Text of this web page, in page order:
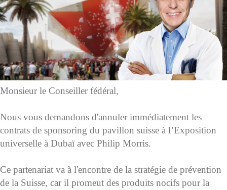
Monsieur le Conseiller fédéral,
Nous vous demandons d'annuler immédiatement les
contrats de sponsoring du pavillon suisse à l’Exposition
universelle à Dubaï avec Philip Morris.
Ce partenariat va à l'encontre de la stratégie de prévention
de la Suisse, car il promeut des produits nocifs pour la